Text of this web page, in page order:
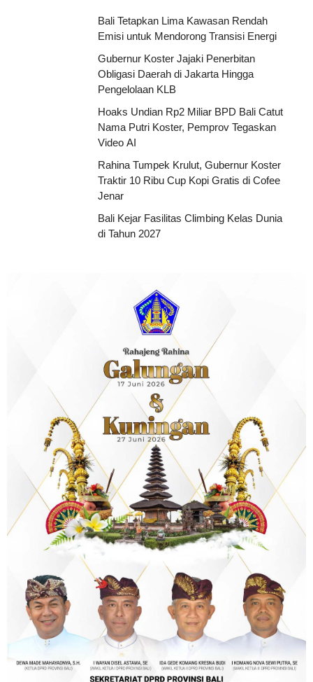
Bali Tetapkan Lima Kawasan Rendah
Emisi untuk Mendorong Transisi Energi
Gubernur Koster Jajaki Penerbitan
Obligasi Daerah di Jakarta Hingga
Pengelolaan KLB
Hoaks Undian Rp2 Miliar BPD Bali Catut
Nama Putri Koster, Pemprov Tegaskan
Video AI
Rahina Tumpek Krulut, Gubernur Koster
Traktir 10 Ribu Cup Kopi Gratis di Cofee
Jenar
Bali Kejar Fasilitas Climbing Kelas Dunia
di Tahun 2027